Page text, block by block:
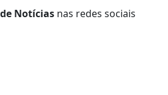
Notícias nas redes sociais